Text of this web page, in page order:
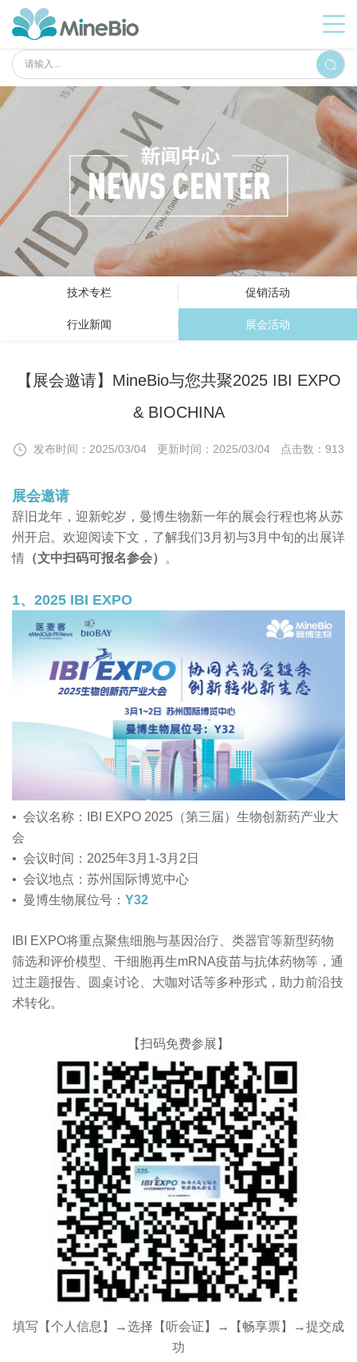
技术专栏 促销活动
行业新闻 展会活动
【展会邀请】MineBio与您共聚2025 IBI EXPO
& BIOCHINA
发布时间：2025/03/04 更新时间：2025/03/04 点击数：913
展会邀请
辞旧龙年，迎新蛇岁，曼博生物新一年的展会行程也将从苏
州开启。欢迎阅读下文，了解我们3月初与3月中旬的出展详
情 （文中扫码可报名参会） 。
1、2025 IBI EXPO
• 会议名称：IBI EXPO 2025（第三届）生物创新药产业大
会
• 会议时间：2025年3月1-3月2日
• 会议地点：苏州国际博览中心
• 曼博生物展位号： Y32
IBI EXPO将重点聚焦细胞与基因治疗、类器官等新型药物
筛选和评价模型、干细胞再生mRNA疫苗与抗体药物等，通
过主题报告、圆桌讨论、大咖对话等多种形式，助力前沿技
术转化。
【扫码免费参展】
填写【个人信息】→选择【听会证】→【畅享票】→提交成
功